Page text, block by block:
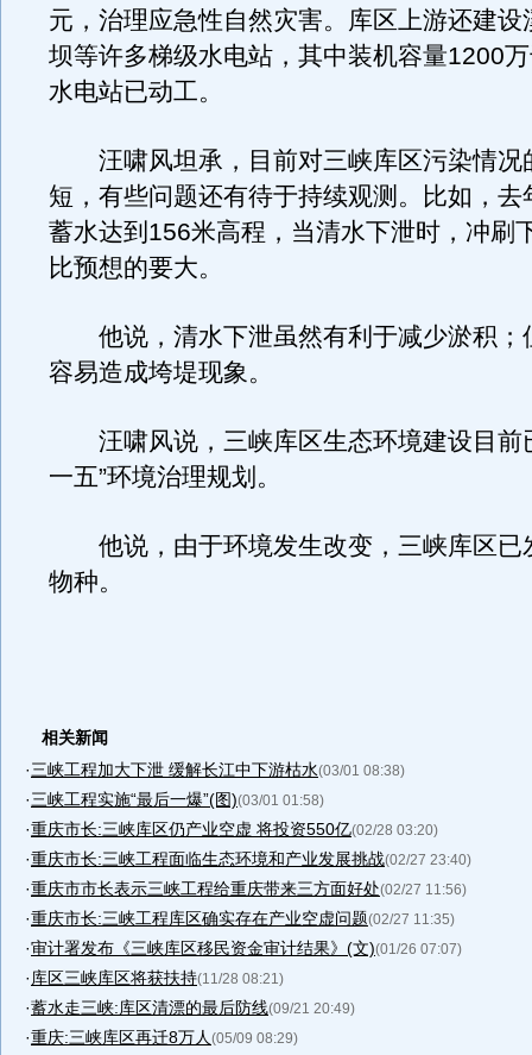
元，治理应急性自然灾害。库区上游还建设
坝等许多梯级水电站，其中装机容量1200
水电站已动工。
汪啸风坦承，目前对三峡库区污染情况
短，有些问题还有待于持续观测。比如，去
蓄水达到156米高程，当清水下泄时，冲刷
比预想的要大。
他说，清水下泄虽然有利于减少淤积；
容易造成垮堤现象。
汪啸风说，三峡库区生态环境建设目前
一五”环境治理规划。
他说，由于环境发生改变，三峡库区已
物种。
相关新闻
·三峡工程加大下泄 缓解长江中下游枯水(03/01 08:38)
·三峡工程实施“最后一爆”(图)(03/01 01:58)
·重庆市长:三峡库区仍产业空虚 将投资550亿(02/28 03:20)
·重庆市长:三峡工程面临生态环境和产业发展挑战(02/27 23:40)
·重庆市市长表示三峡工程给重庆带来三方面好处(02/27 11:56)
·重庆市长:三峡工程库区确实存在产业空虚问题(02/27 11:35)
·审计署发布《三峡库区移民资金审计结果》(文)(01/26 07:07)
· 库区三峡库区将获扶持(11/28 08:21)
·蓄水走三峡:库区清漂的最后防线(09/21 20:49)
·重庆:三峡库区再迁8万人 (05/09 08:29)